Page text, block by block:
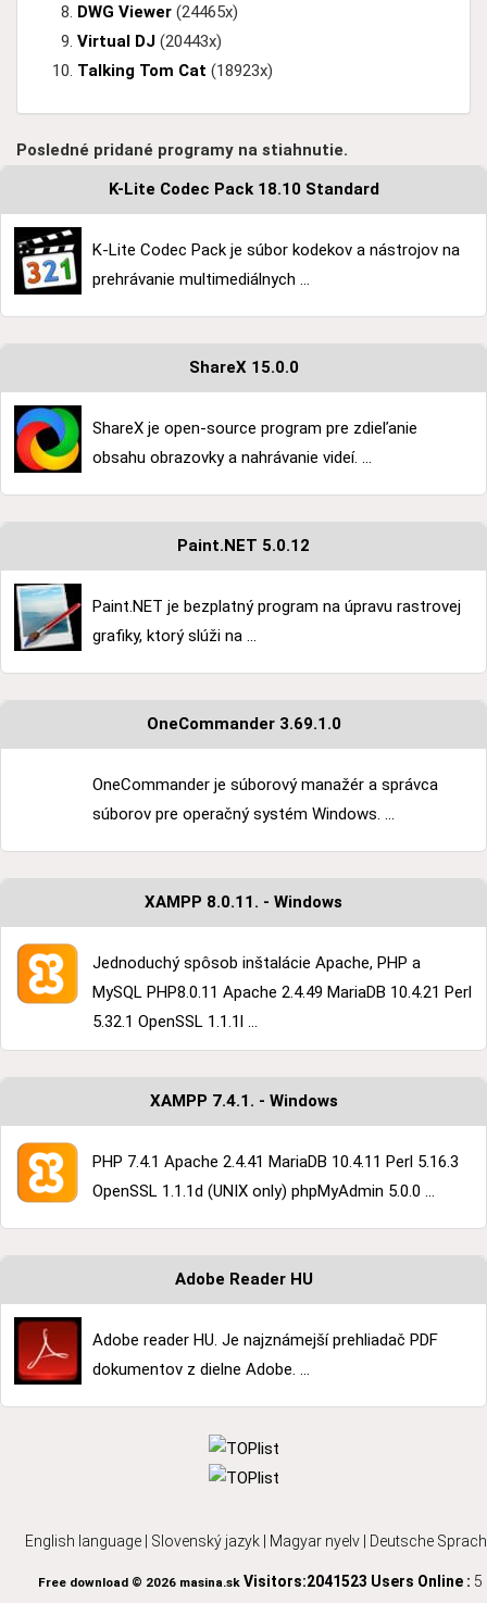
DWG Viewer (24465x)
Virtual DJ (20443x)
Talking Tom Cat (18923x)
Posledné pridané programy na stiahnutie.
K-Lite Codec Pack 18.10 Standard
K-Lite Codec Pack je súbor kodekov a nástrojov na
prehrávanie multimediálnych ...
ShareX 15.0.0
ShareX je open-source program pre zdieľanie
obsahu obrazovky a nahrávanie videí. ...
Paint.NET 5.0.12
Paint.NET je bezplatný program na úpravu rastrovej
grafiky, ktorý slúži na ...
OneCommander 3.69.1.0
OneCommander je súborový manažér a správca
súborov pre operačný systém Windows. ...
XAMPP 8.0.11. - Windows
Jednoduchý spôsob inštalácie Apache, PHP a
MySQL PHP8.0.11 Apache 2.4.49 MariaDB 10.4.21 Perl
5.32.1 OpenSSL 1.1.1l ...
XAMPP 7.4.1. - Windows
PHP 7.4.1 Apache 2.4.41 MariaDB 10.4.11 Perl 5.16.3
OpenSSL 1.1.1d (UNIX only) phpMyAdmin 5.0.0 ...
Adobe Reader HU
Adobe reader HU. Je najznámejší prehliadač PDF
dokumentov z dielne Adobe. ...
English language Slovenský jazyk Magyar nyelv Deutsche
Free download © 2026 masina.skVisitors:2041523 Users Online : 5